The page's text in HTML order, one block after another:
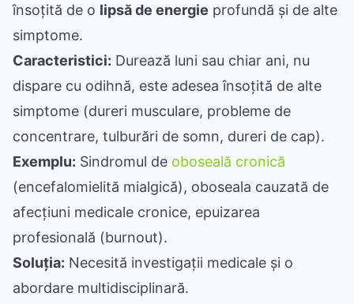
însoțită de o lipsă de energie profundă și de alte
simptome.
Caracteristici: Durează luni sau chiar ani, nu
dispare cu odihnă, este adesea însoțită de alte
simptome (dureri musculare, probleme de
concentrare, tulburări de somn, dureri de cap).
Exemplu: Sindromul de oboseală cronică
(encefalomielită mialgică), oboseala cauzată de
afecțiuni medicale cronice, epuizarea
profesională (burnout).
Soluția: Necesită investigații medicale și o
abordare multidisciplinară.